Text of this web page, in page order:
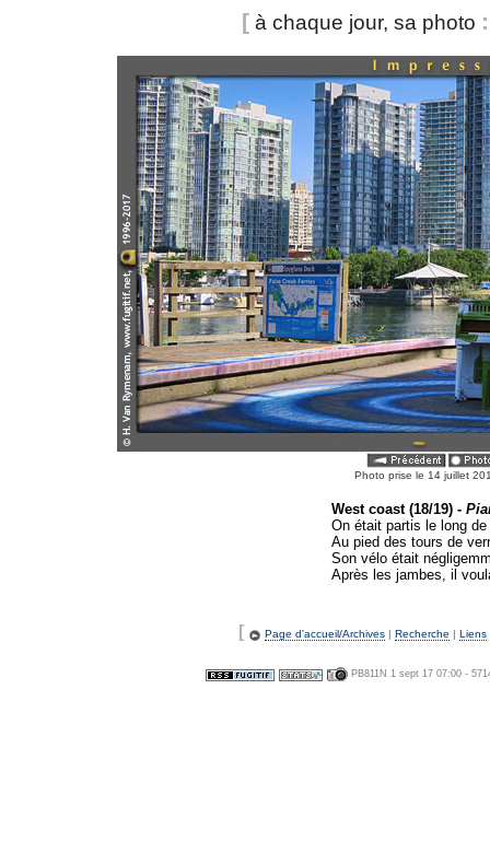
[ à chaque jour, sa photo :
Photo prise le 14 juillet
West coast (18/19) -
On était partis le long
Au pied des tours de
Son vélo était
Après les jambes, il
[ Page d'accueil/Archives | Recherche | Liens
PB811N 1 sept 17 07:00 -